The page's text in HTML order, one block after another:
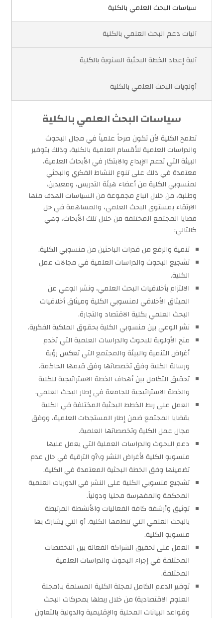
سياسات البحث العلمي بالكلية
آليات دعم البحث العلمي بالكلية
آلية إعداد الخطة البحثية السنوية بالكلية
أولويات البحث العلمي بالكلية
سياسات البحث العلمي بالكلية
تطمح الكلية لأن تكون صرحاً علمياً في مجال البحوث
والدراسات العلمية للأقسام العلمية بالكلية، وذلك بتوفير
البيئة التي تدعم الإبداع والابتكار في الأبحاث العلمية،
معتمدة في ذلك على تنوع النشاط الفكري والبحثي
لمنسوبي الكلية من أعضاء هيئة التدريس، ومعيدين،
وطلبة، من خلال اتباع مجموعة من السياسات الهدف منها
الارتقاء بمستوى البحث العلمي، والمساهمة في حل
قضايا المجتمع المختلفة من خلال تلك الأبحاث، وهي
كالتالي:
تنمية والرفع من قدرات الباحثين من منسوبي الكلية.
تشجيع البحوث والدراسات العلمية في مجالات عمل
الكلية.
الالتزام بأخلاقيات البحث العلمي، ونشر الوعي عن
الميثاق الأخلاقي لمنسوبي الكلية وميثاق أخلاقيات
البحث العلمي بكلية الاقتصاد والتجارة.
نشر الوعي بين منسوبي الكلية بحقوق الملكية الفكرية.
منح الأولوية للبحوث والدراسات العلمية التي تخدم
أغراض التنمية والبيئة والمجتمع التي تعكس رؤية
ورسالة الكلية وفق تخصصاتها وفق قيمها الحاكمة.
تحقيق التكامل بين أهداف الخطة الاستراتيجية للكلية
والخطة الاستراتيجية للجامعة في إطار البحث العلمي.
العمل على ربط الخطط البحثية المختلفة في الكلية
بقضايا المجتمع ضمن إطار المستجدات العلمية، ووفق
مجال عمل الكلية وتخصصاتها العلمية.
دعم البحوث والدراسات العملية التي يعمل عليها
منسوبو الكلية لأغراض النشر و\أو الترقية في حال عدم
تضمينها وفق الخطة البحثية المعتمدة في الكلية.
تشجيع منسوبي الكلية على النشر في الدوريات العلمية
المحكمة والمفهرسة محليا ودولياً.
توثيق وأرشفة كافة الفعاليات والأنشطة المرتبطة
بالبحث العلمي التي تنظمها الكلية. أو التي يشارك بها
منسوبو الكلية.
العمل على تحقيق الشراكة الفعالة بين التخصصات
المختلفة في إجراء البحوث والدراسات العلمية
المختلفة.
توفير الدعم الكامل لمجلة الكلية المسلمة بـ(مجلة
العلوم الاقتصادية) من خلال ربطها بمحركات البحث
وقواعد البيانات المحلية والإقليمية والدولية بالتعاون